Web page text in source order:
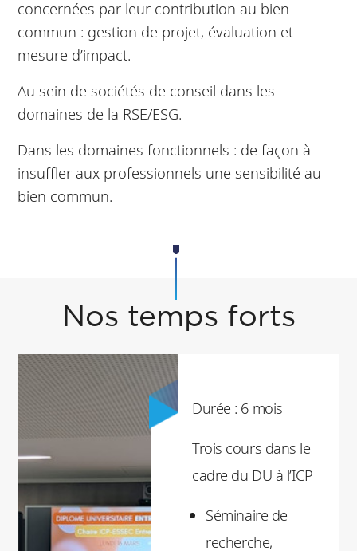
concernées par leur contribution au bien
commun : gestion de projet, évaluation et
mesure d’impact.
Au sein de sociétés de conseil dans les
domaines de la RSE/ESG.
Dans les domaines fonctionnels : de façon à
insuffler aux professionnels une sensibilité au
bien commun.
Nos temps forts
Durée : 6 mois
Trois cours dans le
cadre du DU à l’ICP
Séminaire de
recherche,